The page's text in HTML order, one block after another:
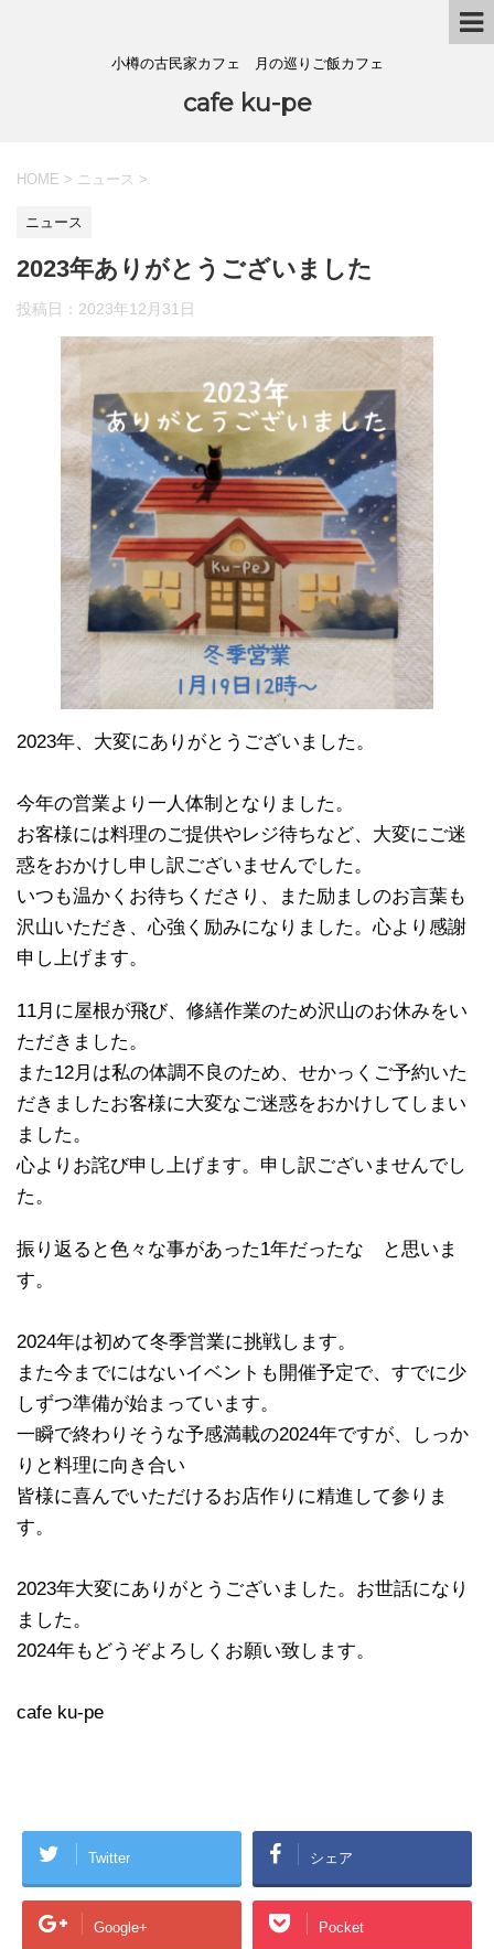
小樽の古民家カフェ 月の巡りご飯カフェ
cafe ku-pe
HOME > ニュース >
ニュース
2023年ありがとうございました
投稿日： 2023年12月31日
2023年、大変にありがとうございました。
今年の営業より一人体制となりました。
お客様には料理のご提供やレジ待ちなど、大変にご迷
惑をおかけし申し訳ございませんでした。
いつも温かくお待ちくださり、また励ましのお言葉も
沢山いただき、心強く励みになりました。心より感謝
申し上げます。
11月に屋根が飛び、修繕作業のため沢山のお休みをい
ただきました。
また12月は私の体調不良のため、せかっくご予約いた
だきましたお客様に大変なご迷惑をおかけしてしまい
ました。
心よりお詫び申し上げます。申し訳ございませんでし
た。
振り返ると色々な事があった1年だったな と思いま
す。
2024年は初めて冬季営業に挑戦します。
また今までにはないイベントも開催予定で、すでに少
しずつ準備が始まっています。
一瞬で終わりそうな予感満載の2024年ですが、しっか
りと料理に向き合い
皆様に喜んでいただけるお店作りに精進して参りま
す。
2023年大変にありがとうございました。お世話になり
ました。
2024年もどうぞよろしくお願い致します。
cafe ku-pe
Twitter シェア
Google+ Pocket